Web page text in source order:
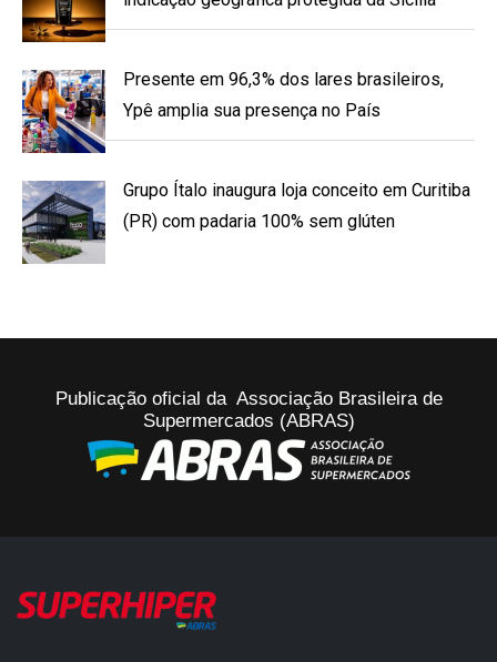
Presente em 96,3% dos lares brasileiros,
Ypê amplia sua presença no País
Grupo Ítalo inaugura loja conceito em Curitiba
(PR) com padaria 100% sem glúten
Publicação oficial da Associação Brasileira de
Supermercados (ABRAS)